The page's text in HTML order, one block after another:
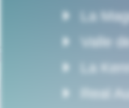
La
Valle
La
Real